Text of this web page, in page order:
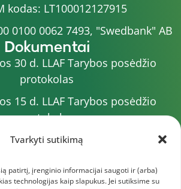
Tvarkyti sutikimą
patirtį, įrenginio informacijai saugoti ir (arba)
technologijas kaip slapukus. Jei sutiksime su
kodas: LT100012127915
0100 0062 7493, "Swedbank" AB
Dokumentai
30 d. LLAF Tarybos posėdžio
protokolas
15 d. LLAF Tarybos posėdžio
protokolas
d. LLAF VK posėdžio protokolas
varžybų kalendorius